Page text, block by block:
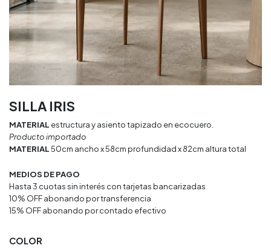
SILLA IRIS
MATERIAL estructura y asiento tapizado en ecocuero.
Producto importado
MATERIAL50cm ancho x 58cm profundidad x 82cm altura total
MEDIOS DE PAGO
Hasta 3 cuotas sin interés con tarjetas bancarizadas
10% OFF abonando por transferencia
15% OFF abonando por contado efectivo
COLOR